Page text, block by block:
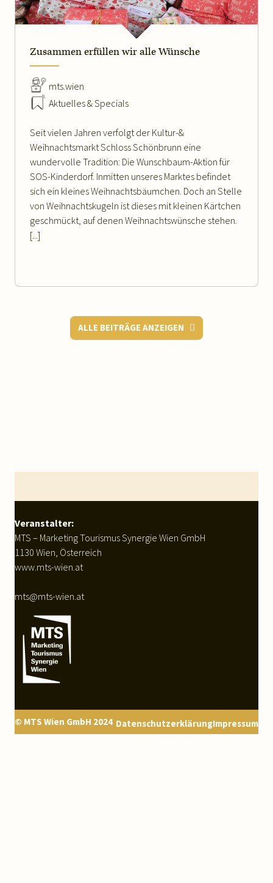
Zusammen erfüllen wir alle Wünsche
mts.wien
Aktuelles & Specials
Seit vielen Jahren verfolgt der Kultur-&
Weihnachtsmarkt Schloss Schönbrunn eine
wundervolle Tradition: Die Wunschbaum-Aktion für
SOS-Kinderdorf. Inmitten unseres Marktes befindet
sich ein kleines Weihnachtsbäumchen. Doch an Stelle
von Weihnachtskugeln ist dieses mit kleinen Kärtchen
geschmückt, auf denen Weihnachtswünsche stehen.
[...]
ALLE BEITRÄGE ANZEIGEN
Veranstalter:
MTS – Marketing Tourismus Synergie Wien GmbH
1130 Wien, Österreich
www.mts-wien.at
mts@mts-wien.at
© MTS Wien GmbH 2024 DatenschutzerklärungImpressum